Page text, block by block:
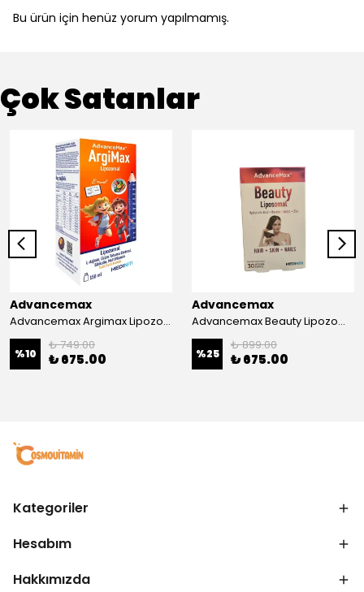
Bu ürün için henüz yorum yapılmamış.
Çok Satanlar
Advancemax
Advancemax Argimax Lipozomal Sıvı 150 ml 8684375607587
%10
₺ 749.00
₺ 675.00
Advancemax
Advancemax Beauty Lipozomal Hyalüronik Asit Keratin Biotin Zn 30 Kapsül 8684375607556
%25
₺ 899.00
₺ 675.00
Kategoriler
Hesabım
Hakkımızda